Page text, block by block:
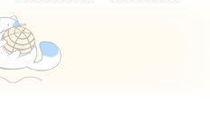
38